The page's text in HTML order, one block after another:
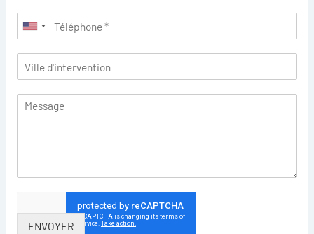
ENVOYER